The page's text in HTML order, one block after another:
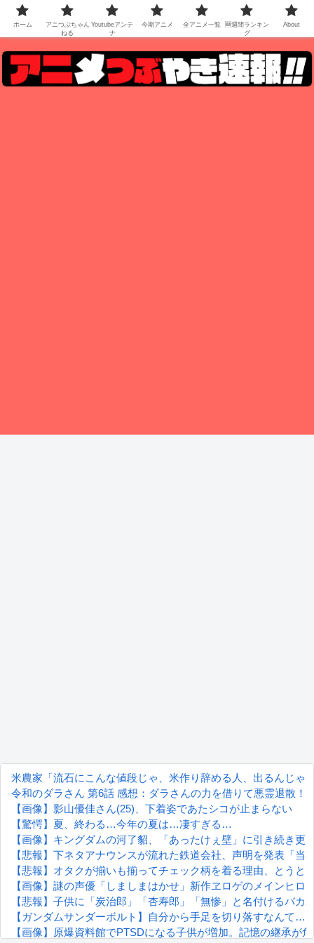
米農家「流石にこんな値段じゃ、米作り辞める人、出るんじゃ
令和のダラさん 第6話 感想：ダラさんの力を借りて悪霊退散！
【画像】影山優佳さん(25)、下着姿であたシコが止まらない
【驚愕】夏、終わる…今年の夏は…凄すぎる…
【画像】キングダムの河了貂、「あったけぇ壁」に引き続き更
【悲報】下ネタアナウンスが流れた鉄道会社、声明を発表「当
【悲報】オタクが揃いも揃ってチェック柄を着る理由、とうと
【画像】謎の声優「しましまはかせ」新作ヱロゲのメインヒロ
【悲報】子供に「炭治郎」「杏寿郎」「無惨」と名付けるバカ
【ガンダムサンダーボルト】自分から手足を切り落すなんて…
【画像】原爆資料館でPTSDになる子供が増加。記憶の継承が
ホーム
アニつぶちゃん
ねる
Youtubeアンテ
ナ
今期アニメ 全アニメ一覧
🆕週間ランキン
グ
About